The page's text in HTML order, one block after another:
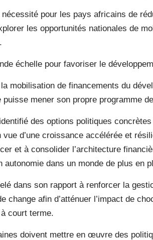
pour les pays africains de
les opportunités nationales de
échelle pour favoriser le
mobilisation de financements du
puisse mener son propre programme
des options politiques
d’une croissance accélérée et
et à consolider l’architecture
dans un monde de plus en
dans son rapport à renforcer la
change afin d’atténuer l’impact de
court terme.
doivent mettre en œuvre des